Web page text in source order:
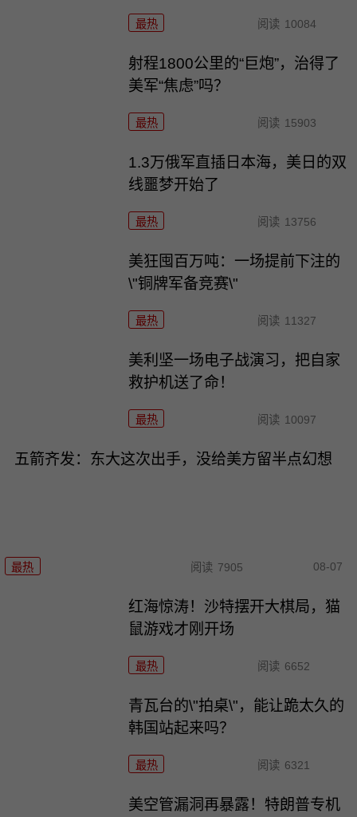
最热 阅读 10084
射程1800公里的“巨炮”，治得了
美军“焦虑”吗？
最热 阅读 15903
1.3万俄军直插日本海，美日的双
线噩梦开始了
最热 阅读 13756
美狂囤百万吨：一场提前下注的
\"铜牌军备竞赛\"
最热 阅读 11327
美利坚一场电子战演习，把自家
救护机送了命！
最热 阅读 10097
五箭齐发：东大这次出手，没给美方留半点幻想
最热 阅读 7905 08-07
红海惊涛！沙特摆开大棋局，猫
鼠游戏才刚开场
最热 阅读 6652
青瓦台的\"拍桌\"，能让跪太久的
韩国站起来吗？
最热 阅读 6321
美空管漏洞再暴露！特朗普专机